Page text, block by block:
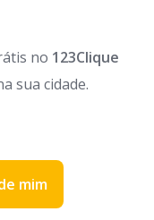
no 123Clique
sua cidade.
mim